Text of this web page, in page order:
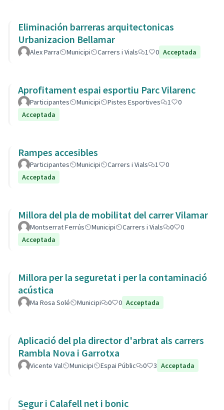
Eliminación barreras arquitectonicas
Urbanizacion Bellamar
Alex Parra Municipi Carrers i Vials 1 0 Acceptada
Aprofitament espai esportiu Parc Vilarenc
Participantes Municipi Pistes Esportives 1
0
Acceptada
Rampes accesibles
Participantes Municipi Carrers i Vials 1
0
Acceptada
Millora del pla de mobilitat del carrer Vilamar
Montserrat Ferrús Municipi Carrers i Vials 0
0
Acceptada
Millora per la seguretat i per la contaminació
acústica
Ma Rosa Solé Municipi 0 0 Acceptada
Aplicació del pla director d'arbrat als carrers
Rambla Nova i Garrotxa
Vicente Val Municipi Espai Públic 0 3 Acceptada
Segur i Calafell net i bonic